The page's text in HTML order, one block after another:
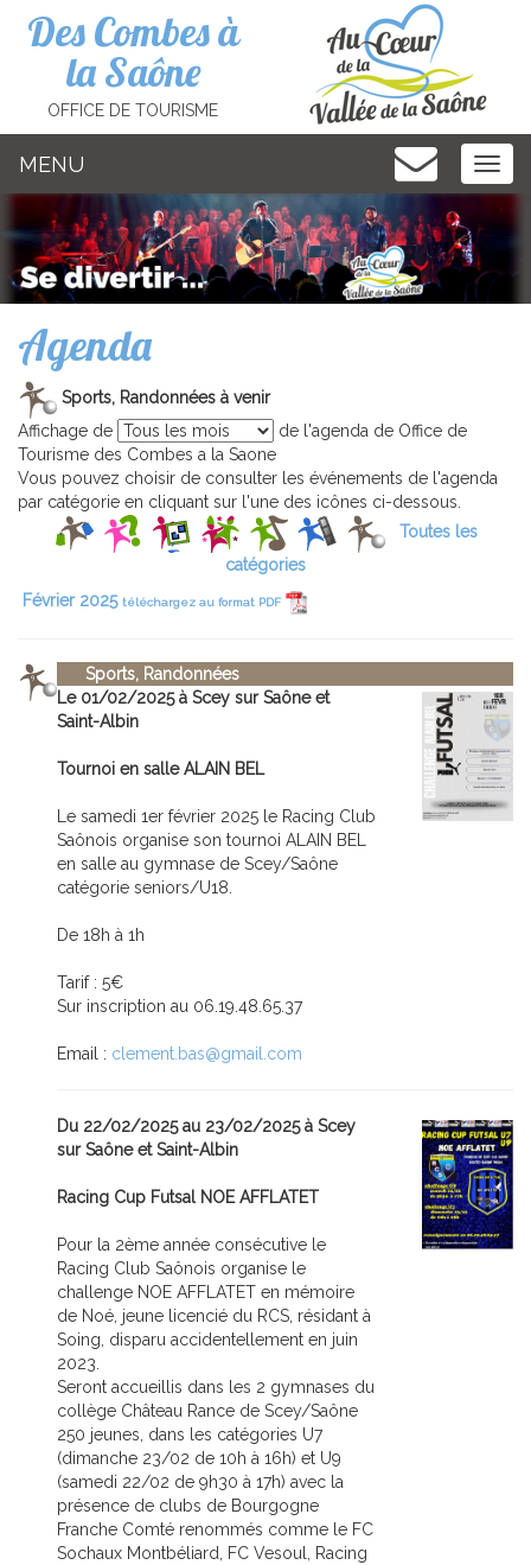
Des Combes à
la Saône
OFFICE DE TOURISME
MENU
Agenda
Sports, Randonnées à venir
Affichage de
de l'agenda de Office de
Tourisme des Combes a la Saone
Vous pouvez choisir de consulter les événements de l'agenda
par catégorie en cliquant sur l'une des icônes ci-dessous.
Toutes les
catégories
Février 2025 téléchargez au format PDF
Sports, Randonnées
Le 01/02/2025 à Scey sur Saône et
Saint-Albin
Tournoi en salle ALAIN BEL
Le samedi 1er février 2025 le Racing Club
Saônois organise son tournoi ALAIN BEL
en salle au gymnase de Scey/Saône
catégorie seniors/U18.
De 18h à 1h
Tarif : 5€
Sur inscription au 06.19.48.65.37
Email : clement.bas@gmail.com
Du 22/02/2025 au 23/02/2025 à Scey
sur Saône et Saint-Albin
Racing Cup Futsal NOE AFFLATET
Pour la 2ème année consécutive le
Racing Club Saônois organise le
challenge NOE AFFLATET en mémoire
de Noé, jeune licencié du RCS, résidant à
Soing, disparu accidentellement en juin
2023.
Seront accueillis dans les 2 gymnases du
collège Château Rance de Scey/Saône
250 jeunes, dans les catégories U7
(dimanche 23/02 de 10h à 16h) et U9
(samedi 22/02 de 9h30 à 17h) avec la
présence de clubs de Bourgogne
Franche Comté renommés comme le FC
Sochaux Montbéliard, FC Vesoul, Racing